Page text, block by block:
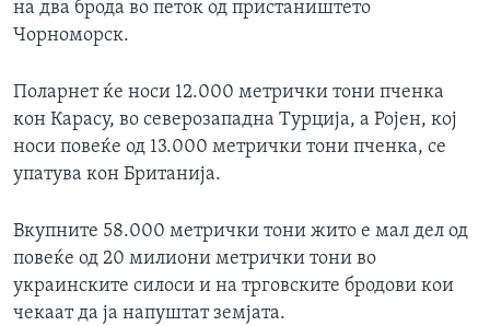
на два брода во петок од пристаништето
Чорноморск.
Поларнет ќе носи 12.000 метрички тони пченка
кон Карасу, во северозападна Турција, а Ројен, кој
носи повеќе од 13.000 метрички тони пченка, се
упатува кон Британија.
Вкупните 58.000 метрички тони жито е мал дел од
повеќе од 20 милиони метрички тони во
украинските силоси и на трговските бродови кои
чекаат да ја напуштат земјата.